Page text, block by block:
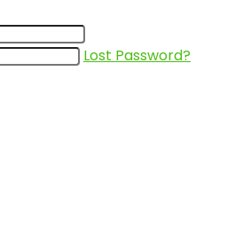
Lost Password?